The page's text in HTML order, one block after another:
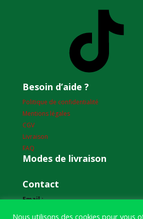
Besoin d’aide ?
Politique de confidentialité
Mentions légales
CGV
Livraison
FAQ
Modes de livraison
Contact
Email :
Nous utilisons des cookies pour vous